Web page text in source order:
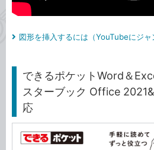
図形を挿入するには（YouTubeにジャ
できるポケットWord＆
スターブック Office
応